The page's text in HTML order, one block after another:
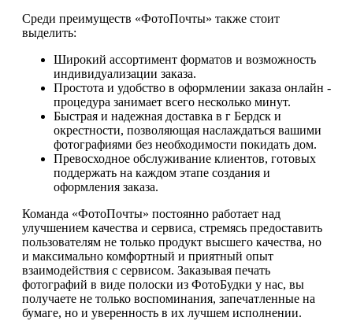
Среди преимуществ «ФотоПочты» также стоит
выделить:
Широкий ассортимент форматов и возможность
индивидуализации заказа.
Простота и удобство в оформлении заказа онлайн -
процедура занимает всего несколько минут.
Быстрая и надежная доставка в г Бердск и
окрестности, позволяющая наслаждаться вашими
фотографиями без необходимости покидать дом.
Превосходное обслуживание клиентов, готовых
поддержать на каждом этапе создания и
оформления заказа.
Команда «ФотоПочты» постоянно работает над
улучшением качества и сервиса, стремясь предоставить
пользователям не только продукт высшего качества, но
и максимально комфортный и приятный опыт
взаимодействия с сервисом. Заказывая печать
фотографий в виде полоски из ФотоБудки у нас, вы
получаете не только воспоминания, запечатленные на
бумаге, но и уверенность в их лучшем исполнении.